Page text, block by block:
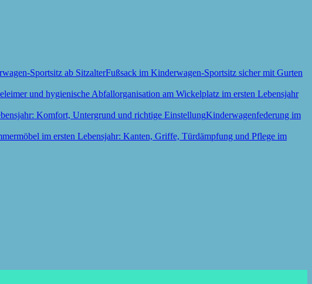
Fußsack im Kinderwagen-Sportsitz sicher mit Gurten
Kinderwagenfederung im